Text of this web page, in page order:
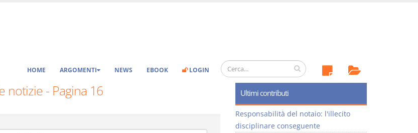
HOME ARGOMENTI NEWS EBOOK LOGIN
notizie - Pagina 16 Ultimi contributi
Responsabilità del notaio: l'illecito
disciplinare conseguente